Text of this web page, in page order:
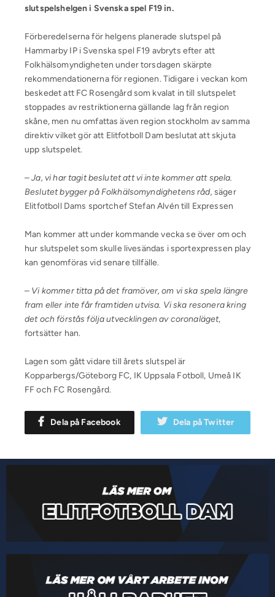
slutspelshelgen i Svenska spel F19 in.
Förberedelserna för helgens planerade slutspel på
Hammarby IP i Svenska spel F19 avbryts efter att
Folkhälsomyndigheten under torsdagen skärpte
rekommendationerna för regionen. Tidigare i veckan kom
beskedet att FC Rosengård som kvalat in till slutspelet
stoppades av restriktionerna gällande lag från region
skåne, men nu omfattas även region stockholm av samma
direktiv vilket gör att Elitfotboll Dam beslutat att skjuta
upp slutspelet.
–Ja, vi har tagit beslutet att vi inte kommer att spela.
Beslutet bygger på Folkhälsomyndighetens råd, säger
Elitfotboll Dams sportchef Stefan Alvén till Expressen
Man kommer att under kommande vecka se över om och
hur slutspelet som skulle livesändas i sportexpressen play
kan genomföras vid senare tillfälle.
– Vi kommer titta på det framöver, om vi ska spela längre
fram eller inte får framtiden utvisa. Vi ska resonera kring
det och förstås följa utvecklingen av coronaläget,
fortsätter han.
Lagen som gått vidare till årets slutspel är
Kopparbergs/Göteborg FC, IK Uppsala Fotboll, Umeå IK
FF och FC Rosengård.
Dela på Facebook Dela på Twitter